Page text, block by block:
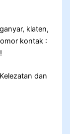
klaten,
kontak :
dan